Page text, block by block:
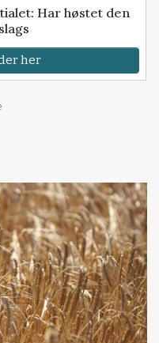
Har høstet den
her